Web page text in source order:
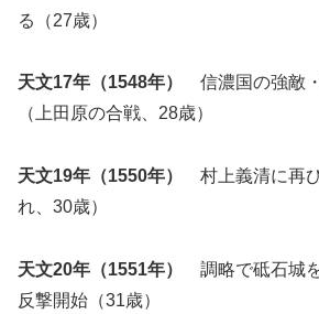
る（27歳）
天文17年（1548年）
信濃国の強敵
（上田原の合戦、28歳）
天文19年（1550年）
村上義清に再
れ、30歳）
天文20年（1551年）
調略で砥石城
反撃開始（31歳）